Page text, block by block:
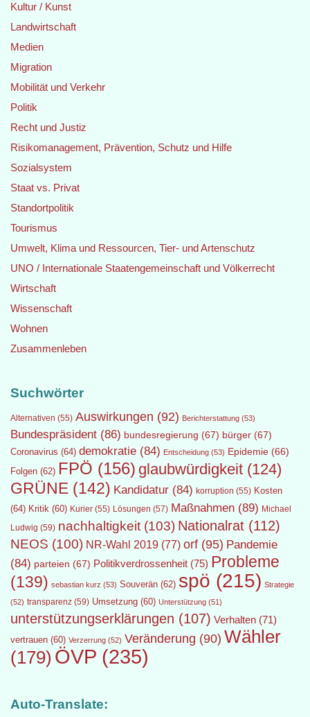
Kultur / Kunst
Landwirtschaft
Medien
Migration
Mobilität und Verkehr
Politik
Recht und Justiz
Risikomanagement, Prävention, Schutz und Hilfe
Sozialsystem
Staat vs. Privat
Standortpolitik
Tourismus
Umwelt, Klima und Ressourcen, Tier- und Artenschutz
UNO / Internationale Staatengemeinschaft und Völkerrecht
Wirtschaft
Wissenschaft
Wohnen
Zusammenleben
Suchwörter
Alternativen (55) Auswirkungen (92) Berichterstattung (53)
Bundespräsident (86) bundesregierung (67) bürger (67)
Coronavirus (64) demokratie (84) Entscheidung (53) Epidemie (66)
Folgen (62) FPÖ (156) glaubwürdigkeit (124)
GRÜNE (142) Kandidatur (84) korruption (55) Kosten
(64) Kritik (60) Kurier (55) Lösungen (57) Maßnahmen (89) Michael
Ludwig (59) nachhaltigkeit (103) Nationalrat (112)
NEOS (100) NR-Wahl 2019 (77) orf (95) Pandemie
(84) parteien (67) Politikverdrossenheit (75) Probleme
(139) sebastian kurz (53) Souverän (62) spö (215) Strategie
(52) transparenz (59) Umsetzung (60) Unterstützung (51)
unterstützungserklärungen (107) Verhalten (71)
vertrauen (60) Verzerrung (52) Veränderung (90) Wähler
(179) ÖVP (235)
Auto-Translate: